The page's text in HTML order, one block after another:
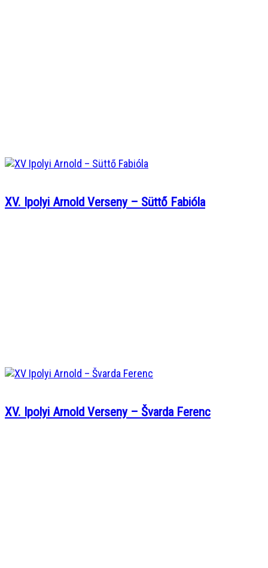
XV. Ipolyi Arnold Verseny – Süttő Fabióla
XV. Ipolyi Arnold Verseny – Švarda Ferenc